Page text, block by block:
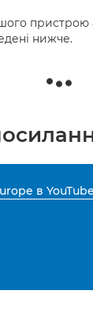
пристрою
нижче.
в YouTube